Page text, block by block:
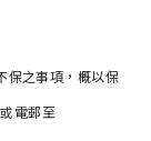
保之事項，概以保
電郵至